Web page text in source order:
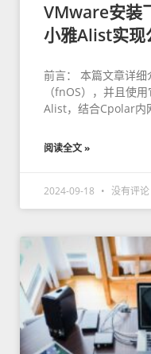
VMware安装
小雅Alist实现
前言： 本篇文章详
（fnOS），并且使
Alist，结合Cpolar内
阅读全文 »
2024-09-18 没有评论